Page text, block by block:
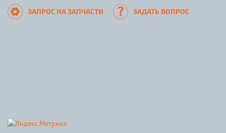
ЗАПРОС НА ЗАПЧАСТИ ЗАДАТЬ ВОПРОС